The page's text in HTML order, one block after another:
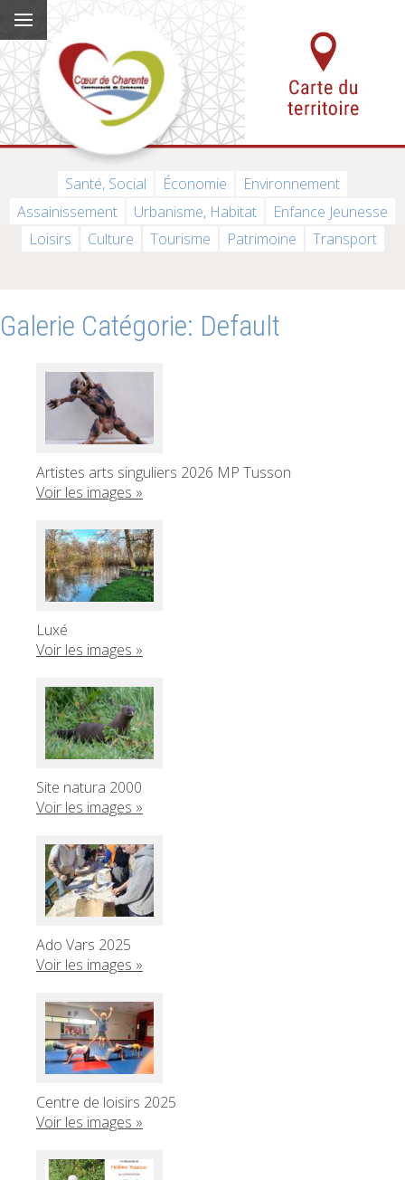
Santé, Social Économie
Environnement
Assainissement
Urbanisme, Habitat
Enfance Jeunesse
Loisirs
Culture Tourisme Patrimoine Transport
Galerie Catégorie: Default
Artistes arts singuliers 2026 MP Tusson
Voir les images »
Luxé
Voir les images »
Site natura 2000
Voir les images »
Ado Vars 2025
Voir les images »
Centre de loisirs 2025
Voir les images »